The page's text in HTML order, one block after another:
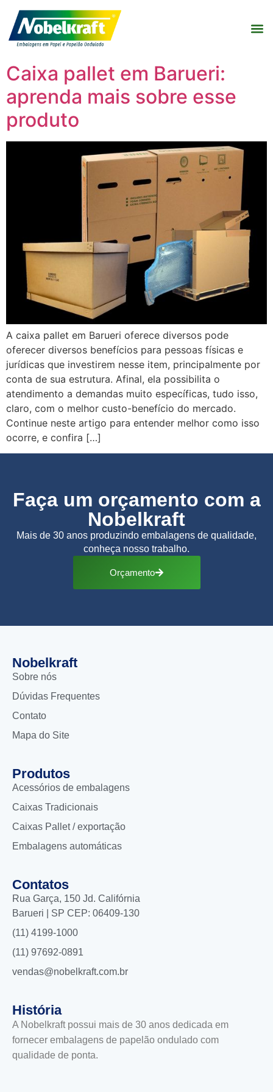
Caixa pallet em Barueri:
aprenda mais sobre esse
produto
A caixa pallet em Barueri oferece diversos pode
oferecer diversos benefícios para pessoas físicas e
jurídicas que investirem nesse item, principalmente por
conta de sua estrutura. Afinal, ela possibilita o
atendimento a demandas muito específicas, tudo isso,
claro, com o melhor custo-benefício do mercado.
Continue neste artigo para entender melhor como isso
ocorre, e confira […]
Faça um orçamento com a
Nobelkraft
Mais de 30 anos produzindo embalagens de qualidade,
conheça nosso trabalho.
Orçamento
Nobelkraft
Sobre nós
Dúvidas Frequentes
Contato
Mapa do Site
Produtos
Acessórios de embalagens
Caixas Tradicionais
Caixas Pallet / exportação
Embalagens automáticas
Contatos
Rua Garça, 150 Jd. Califórnia
Barueri | SP CEP: 06409-130
(11) 4199-1000
(11) 97692-0891
vendas@nobelkraft.com.br
História
A Nobelkraft possui mais de 30 anos dedicada em
fornecer embalagens de papelão ondulado com
qualidade de ponta.